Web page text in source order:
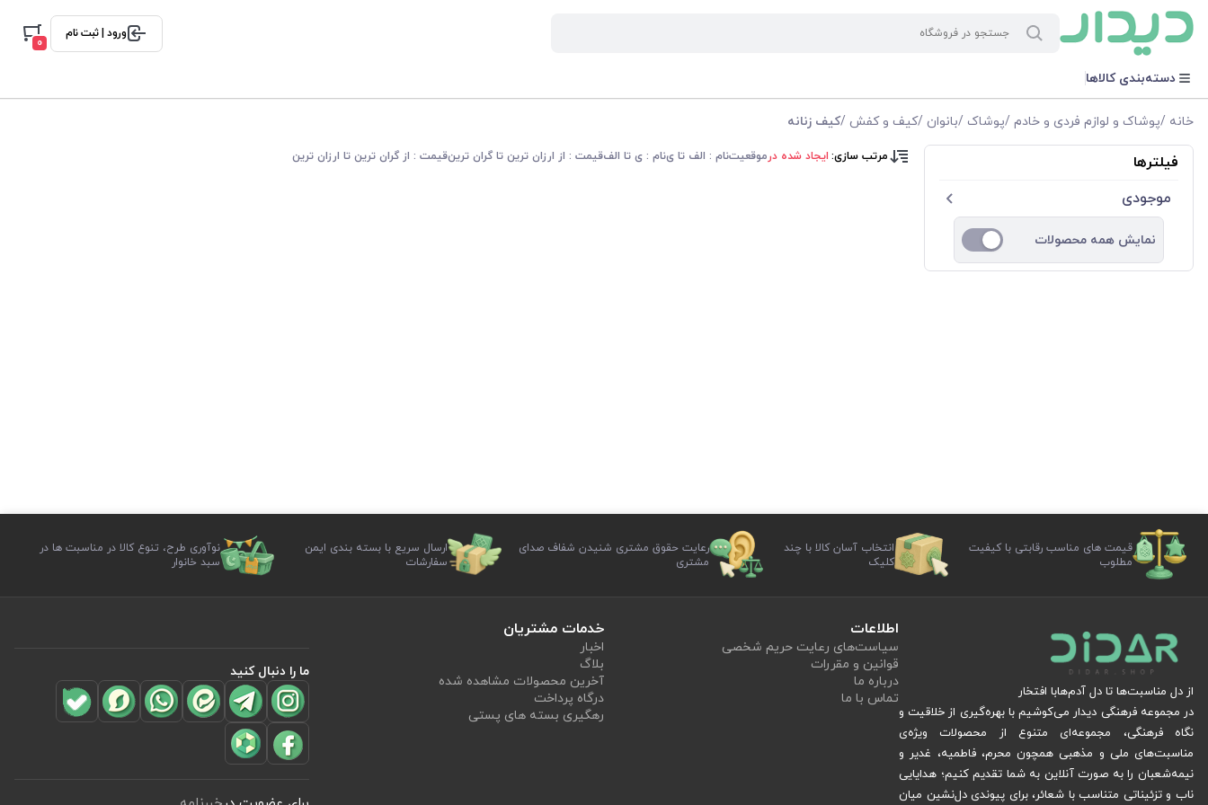
ورود | ثبت نام
0
دسته‌بندی کالاها
خانه /پوشاک و لوازم فردی و خادم /پوشاک /بانوان /کیف و کفش /کیف زنانه
فیلترها
موجودی
نمایش همه محصولات
مرتب سازی: ایجاد شده درموقعیتنام : الف تا ینام : ی تا الفقیمت : از ارزان ترین تا گران ترینقیمت : از گران ترین تا ارزان ترین
قیمت های مناسب رقابتی با کیفیت
مطلوب
انتخاب آسان کالا با چند
کلیک
رعایت حقوق مشتری شنیدن شفاف صدای
مشتری
ارسال سریع با بسته بندی ایمن
سفارشات
نوآوری طرح، تنوع کالا در مناسبت ها در
سبد خانوار
از دل مناسبت‌ها تا دل آدم‌هابا افتخار
در مجموعه فرهنگی دیدار می‌کوشیم با بهره‌گیری از خلاقیت و
نگاه فرهنگی، مجموعه‌ای متنوع از محصولات ویژه‌ی
مناسبت‌های ملی و مذهبی همچون محرم، فاطمیه، غدیر و
نیمه‌شعبان را به صورت آنلاین به شما تقدیم کنیم؛ هدایایی
ناب و تزئیناتی متناسب با شعائر، برای پیوندی دل‌نشین میان
اطلاعات
سیاست‏‌های رعایت حریم شخصی
قوانین و مقررات
درباره ما
تماس با ما
خدمات مشتریان
اخبار
بلاگ
آخرین محصولات مشاهده شده
درگاه پرداخت
رهگیری بسته های پستی
ما را دنبال کنید